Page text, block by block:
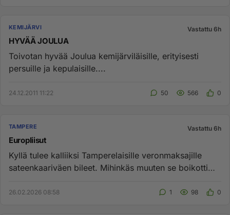
KEMIJÄRVI Vastattu 6h
HYVÄÄ JOULUA
Toivotan hyvää Joulua kemijärviläisille, erityisesti
persuille ja kepulaisille....
24.12.2011 11:22 50 566 0
TAMPERE Vastattu 6h
Europliisut
Kyllä tulee kalliiksi Tamperelaisille veronmaksajille
sateenkaariväen bileet. Mihinkäs muuten se boikotti
26.02.2026 08:58 1 98 0